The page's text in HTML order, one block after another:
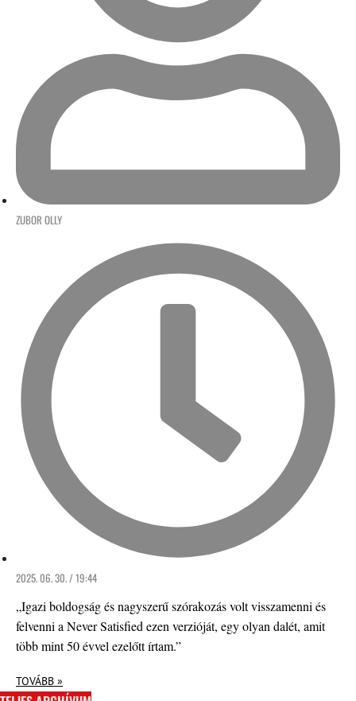
ZUBOR OLLY
2025. 06. 30. / 19:44
„Igazi boldogság és nagyszerű szórakozás volt visszamenni és
felvenni a Never Satisfied ezen verzióját, egy olyan dalét, amit
több mint 50 évvel ezelőtt írtam.”
TOVÁBB »